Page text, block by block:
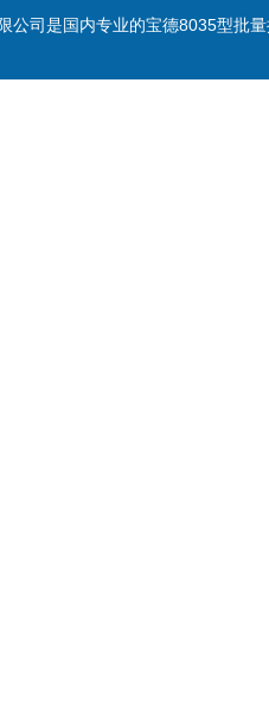
公司是国内专业的宝德8035型批